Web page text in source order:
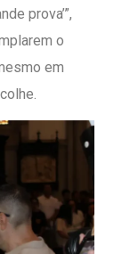
prova’”,
o
em